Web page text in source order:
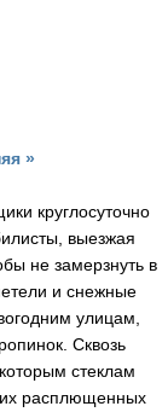
»
круглосуточно
выезжая
не замерзнуть в
и снежные
улицам,
Сквозь
стеклам
расплющенных